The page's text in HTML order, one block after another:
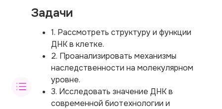
Задачи
1. Рассмотреть структуру и функции
ДНК в клетке.
2. Проанализировать механизмы
наследственности на молекулярном
уровне.
3. Исследовать значение ДНК в
современной биотехнологии и